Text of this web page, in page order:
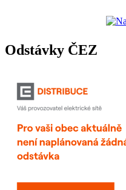
Odstávky ČEZ